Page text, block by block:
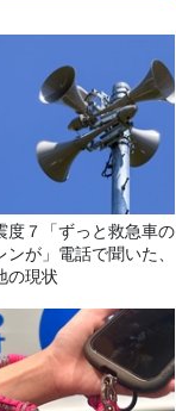
度７「ずっと救急車の
ンが」電話で聞いた、
の現状